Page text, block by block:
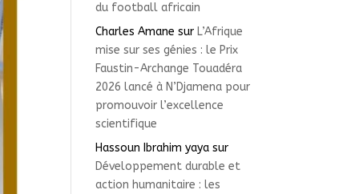
du football africain
Charles Amane sur L’Afrique
mise sur ses génies : le Prix
Faustin-Archange Touadéra
2026 lancé à N’Djamena pour
promouvoir l’excellence
scientifique
Hassoun Ibrahim yaya sur
Développement durable et
action humanitaire : les